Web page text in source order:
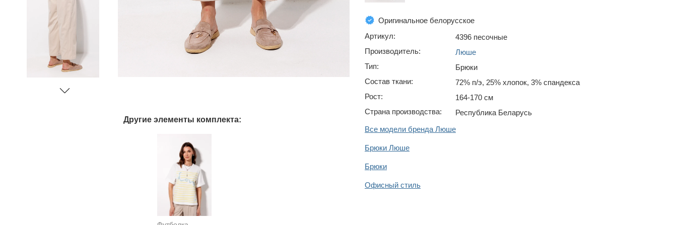
Другие элементы комплекта:
Оригинальное белорусское
Артикул:
4396 песочные
Производитель:
Люше
Тип:
Брюки
Состав ткани:
72% п/э, 25% хлопок, 3% спандекса
Рост:
164-170 см
Страна производства:
Республика Беларусь
Все модели бренда Люше
Брюки Люше
Брюки
Офисный стиль